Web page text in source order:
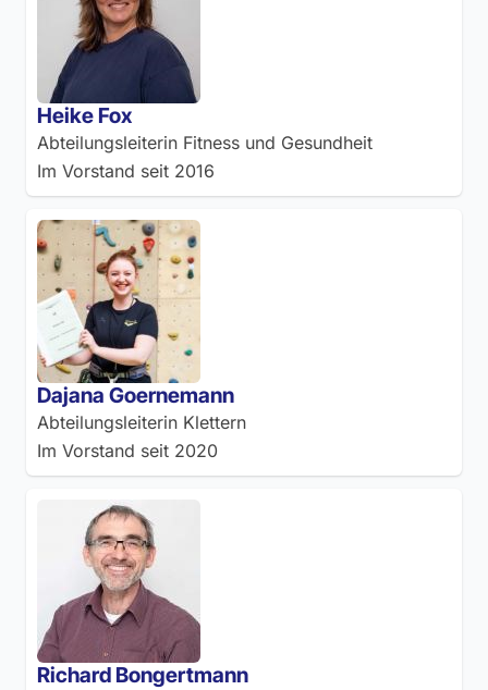
Heike Fox
Abteilungsleiterin Fitness und Gesundheit
Im Vorstand seit 2016
Dajana Goernemann
Abteilungsleiterin Klettern
Im Vorstand seit 2020
Richard Bongertmann